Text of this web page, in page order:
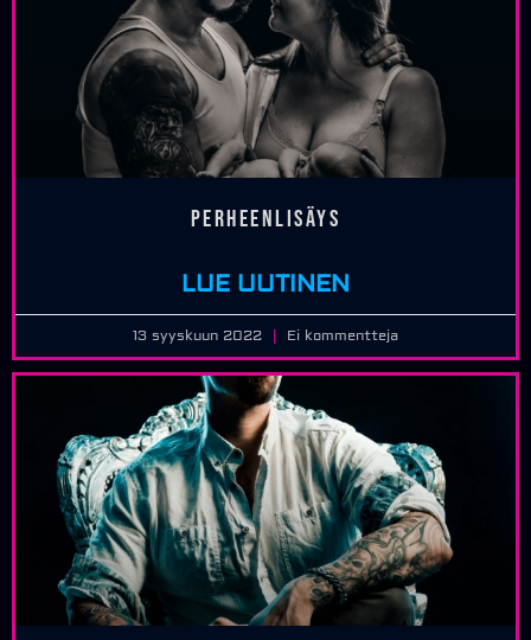
Perheenlisäys
LUE UUTINEN
13 syyskuun 2022 Ei kommentteja